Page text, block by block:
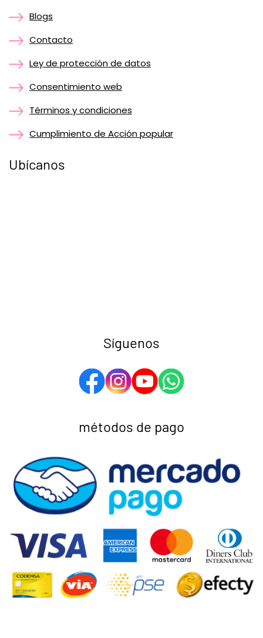
Blogs
Contacto
Ley de protección de datos
Consentimiento web
Términos y condiciones
Cumplimiento de Acción popular
Ubícanos
Síguenos
métodos de pago